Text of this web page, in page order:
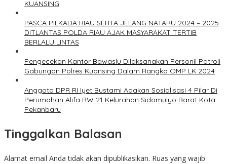
KUANSING
PASCA PILKADA RIAU SERTA JELANG NATARU 2024 – 2025
DITLANTAS POLDA RIAU AJAK MASYARAKAT TERTIB
BERLALU LINTAS
Pengecekan Kantor Bawaslu Dilaksanakan Personil Patroli
Gabungan Polres Kuansing Dalam Rangka OMP LK 2024
Anggota DPR RI Iyet Bustami Adakan Sosialisasi 4 Pilar Di
Perumahan Alifa RW 21 Kelurahan Sidomulyo Barat Kota
Pekanbaru
Tinggalkan Balasan
Alamat email Anda tidak akan dipublikasikan. Ruas yang wajib